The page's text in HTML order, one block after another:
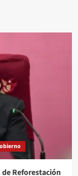
Reforestación